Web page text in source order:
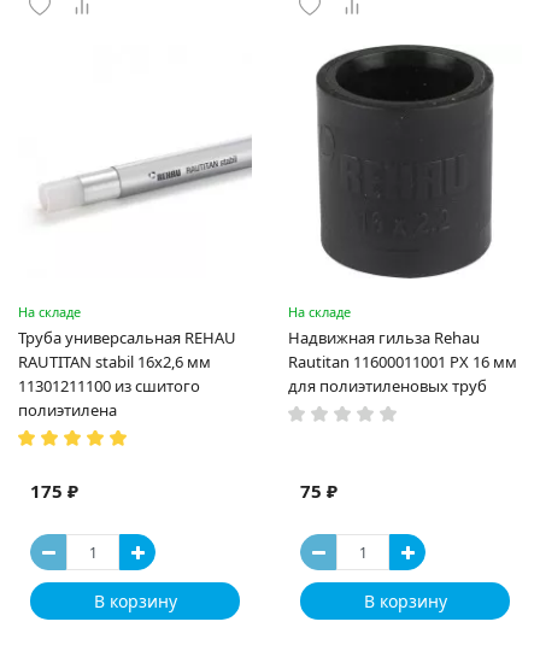
На складе
Труба универсальная REHAU
RAUTITAN stabil 16х2,6 мм
11301211100 из сшитого
полиэтилена
175 ₽
В корзину
На складе
Надвижная гильза Rehau
Rautitan 11600011001 PX 16 мм
для полиэтиленовых труб
75 ₽
В корзину